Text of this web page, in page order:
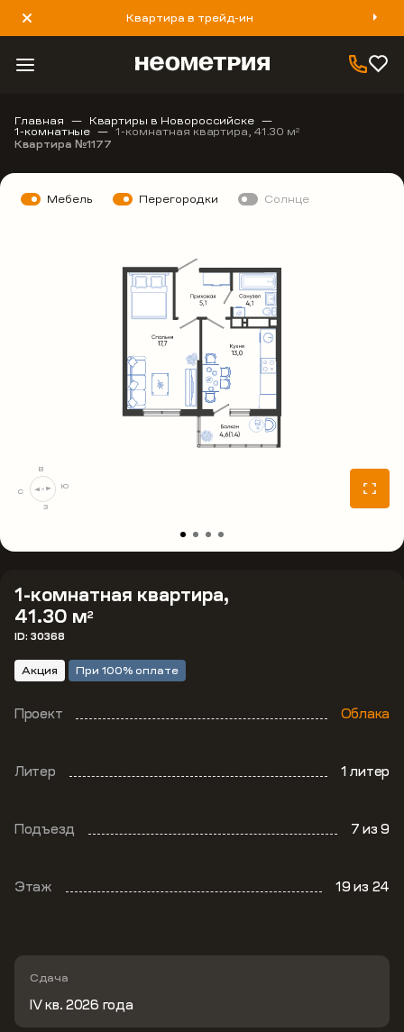
Квартира в трейд-ин
8 800 777 40 93
Главная Квартиры в Новороссийске
1-комнатные 1-комнатная квартира, 41.30 м2
Квартира №1177
1-комнатная квартира,
41.30 м2
ID: 30368
Акция При 100% оплате
Проект Облака
Литер 1 литер
Подъезд 7из 9
Этаж 19из 24
Сдача
IV кв. 2026 года
Мебель Перегородки Солнце
С
В
Ю
З